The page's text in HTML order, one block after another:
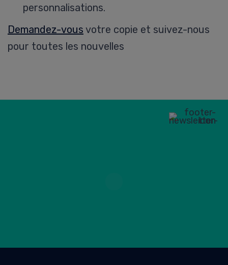
personnalisations.
Demandez-vous votre copie et suivez-nous
pour toutes les nouvelles